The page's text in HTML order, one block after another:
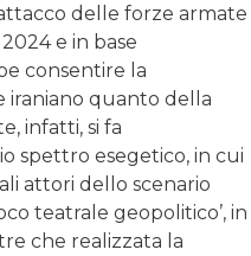
delle forze armate
e in base
consentire la
iraniano quanto della
infatti, si fa
spettro esegetico, in cui
attori dello scenario
teatrale geopolitico’, in
che realizzata la